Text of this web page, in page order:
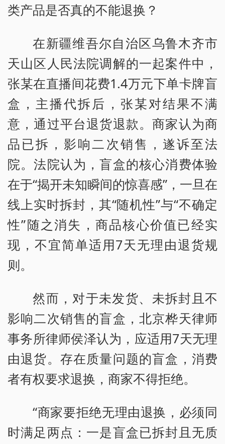
类产品是否真的不能退换？
在新疆维吾尔自治区乌鲁木齐市
天山区人民法院调解的一起案件中，
张某在直播间花费1.4万元下单卡牌盲
盒，主播代拆后，张某对结果不满
意，通过平台退货退款。商家认为商
品已拆，影响二次销售，遂诉至法
院。法院认为，盲盒的核心消费体验
在于“揭开未知瞬间的惊喜感”，一旦在
线上实时拆封，其“随机性”与“不确定
性”随之消失，商品核心价值已经实
现，不宜简单适用7天无理由退货规
则。
然而，对于未发货、未拆封且不
影响二次销售的盲盒，北京桦天律师
事务所律师侯泽认为，应适用7天无理
由退货。存在质量问题的盲盒，消费
者有权要求退换，商家不得拒绝。
“商家要拒绝无理由退换，必须同
时满足两点：一是盲盒已拆封且无质